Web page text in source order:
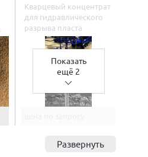
Кварцевый концентрат
для гидравлического
разрыва пласта
Показать
ещё 2
Развернуть